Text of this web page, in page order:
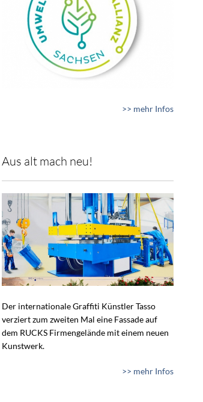
>> mehr Infos
Aus alt mach neu!
Der internationale Graffiti Künstler Tasso
verziert zum zweiten Mal eine Fassade auf
dem RUCKS Firmengelände mit einem neuen
Kunstwerk.
>> mehr Infos